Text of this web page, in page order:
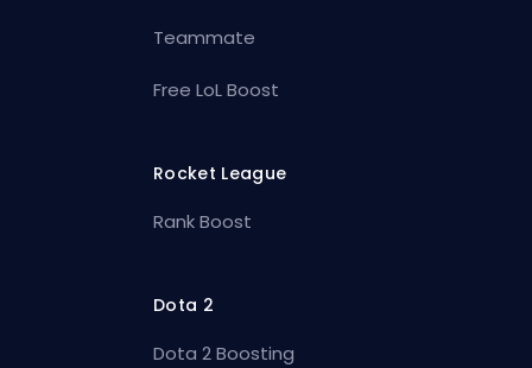
Teammate
Free LoL Boost
Rocket League
Rank Boost
Dota 2
Dota 2 Boosting